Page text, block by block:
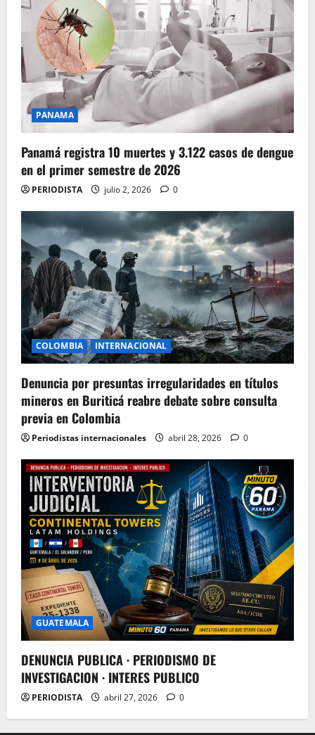
PANAMA
Panamá registra 10 muertes y 3.122 casos de dengue
en el primer semestre de 2026
PERIODISTA julio 2, 2026 0
COLOMBIA INTERNACIONAL
Denuncia por presuntas irregularidades en títulos
mineros en Buriticá reabre debate sobre consulta
previa en Colombia
Periodistas internacionales abril 28, 2026 0
GUATEMALA
DENUNCIA PUBLICA · PERIODISMO DE
INVESTIGACION · INTERES PUBLICO
PERIODISTA abril 27, 2026 0